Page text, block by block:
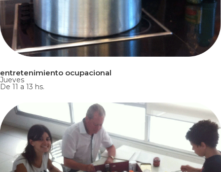
entretenimiento ocupacional
Jueves
De 11 a 13 hs.